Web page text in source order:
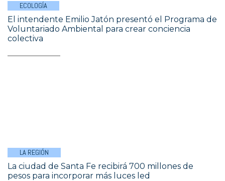
ECOLOGÍA
El intendente Emilio Jatón presentó el Programa de
Voluntariado Ambiental para crear conciencia
colectiva
LA REGIÓN
La ciudad de Santa Fe recibirá 700 millones de
pesos para incorporar más luces led